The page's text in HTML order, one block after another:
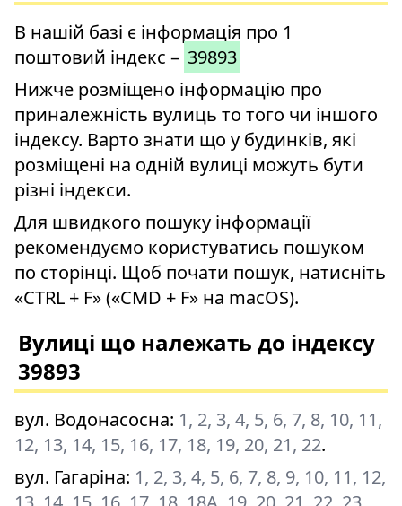
В нашій базі є інформація про 1
поштовий індекс – 39893
Нижче розміщено інформацію про
приналежність вулиць то того чи іншого
індексу. Варто знати що у будинків, які
розміщені на одній вулиці можуть бути
різні індекси.
Для швидкого пошуку інформації
рекомендуємо користуватись пошуком
по сторінці. Щоб почати пошук, натисніть
«CTRL + F» («CMD + F» на macOS).
Вулиці що належать до індексу
39893
вул. Водонасосна: 1, 2, 3, 4, 5, 6, 7, 8, 10, 11,
12, 13, 14, 15, 16, 17, 18, 19, 20, 21, 22.
вул. Гагаріна: 1, 2, 3, 4, 5, 6, 7, 8, 9, 10, 11, 12,